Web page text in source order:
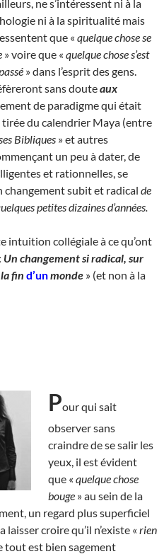
ne s’intéressent ni à la
ni à la spiritualité mais
que « quelque chose se
» voire que « quelque chose s’est
» dans l’esprit des gens.
sans douteaux
de paradigme qui était
du calendrier Maya (entre
Bibliques » et autres
un peu à dater, de
et rationnelles, se
changement subit et radical de
petites dizaines d’années.
intuition collégiale à ce qu’ont
Un changement si radical, sur
fin d’unmonde » (et non à la
Pour qui sait
observer sans
craindre de se salir les
yeux, il est évident
que « quelque chose
bouge » au sein de la
un regard plus superficiel
laisser croire qu’il n’existe « rien
tout est bien sagement